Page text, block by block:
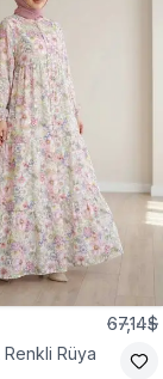
67,14$
Renkli Rüya